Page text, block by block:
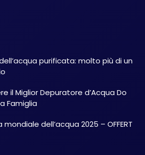
purificata: molto più di un
il Miglior Depuratore d’Acqua Do
Famiglia
dell’acqua 2025 – OFFERT